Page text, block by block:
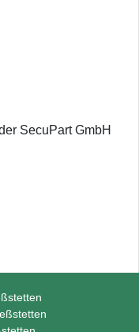
SecuPart GmbH